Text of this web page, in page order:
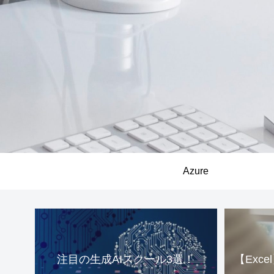
Azure
注目の生成AIスクール3選！ 【